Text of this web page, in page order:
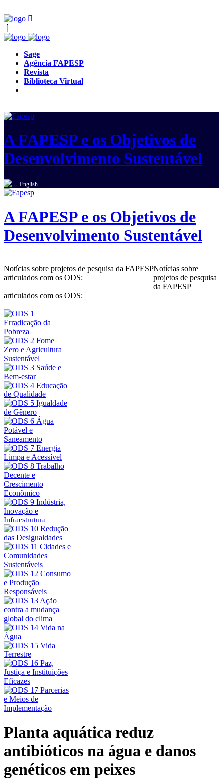
Sage
Agência FAPESP
Revista
Biblioteca Virtual
A FAPESP e os Objetivos de
Desenvolvimento Sustentável
English
A FAPESP e os Objetivos de
Desenvolvimento Sustentável
Notícias sobre projetos de pesquisa da FAPESP
articulados com os ODS:
Notícias sobre
projetos de pesquisa
da FAPESP
articulados com os ODS:
Planta aquática reduz
antibióticos na água e danos
genéticos em peixes